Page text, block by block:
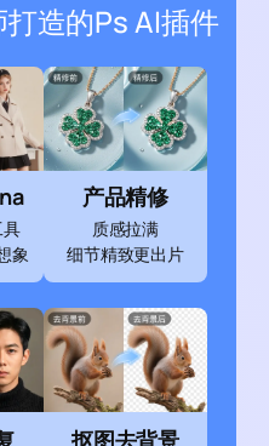
造的Ps AI插件
象
产品精修
质感拉满
细节精致更出片
抠图去背景